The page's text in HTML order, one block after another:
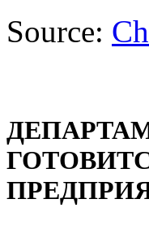
Source: